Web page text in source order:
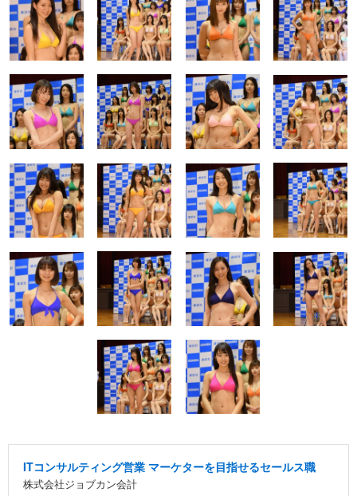
ITコンサルティング営業 マーケターを目指せるセールス職
株式会社ジョブカン会計